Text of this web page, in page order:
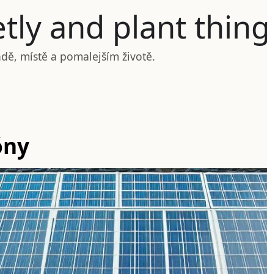
and plant
místě a pomalejším životě.